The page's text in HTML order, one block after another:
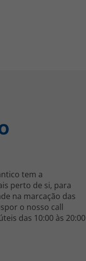
tem a
perto de si, para
na marcação das
o nosso call
das 10:00 às 20:00